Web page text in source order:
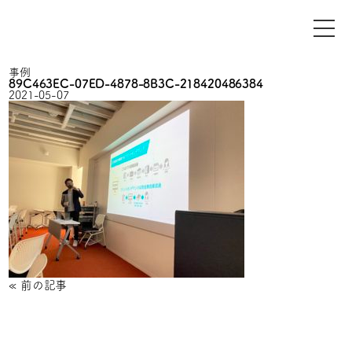
事例
89C463EC-07ED-4878-8B3C-218420486384
2021-05-07
« 前の記事